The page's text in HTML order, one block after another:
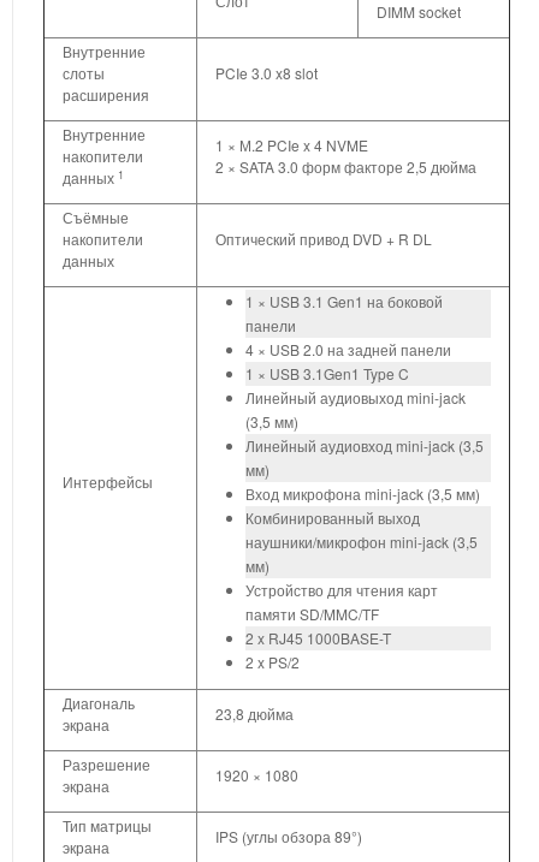
DIMM socket
Внутренние
слоты
расширения
PCIe 3.0 x8 slot
Внутренние
накопители
данных 1
1 × М.2 PCIe x 4 NVME
2 × SATA 3.0 форм факторе 2,5 дюйма
Съёмные
накопители
данных
Оптический привод DVD + R DL
Интерфейсы
1 × USB 3.1 Gen1 на боковой
панели
4 × USB 2.0 на задней панели
1 × USB 3.1Gen1 Type C
Линейный аудиовыход mini-jack
(3,5 мм)
Линейный аудиовход mini-jack (3,5
мм)
Вход микрофона mini-jack (3,5 мм)
Комбинированный выход
наушники/микрофон mini-jack (3,5
мм)
Устройство для чтения карт
памяти SD/MMC/TF
2 x RJ45 1000BASE-T
2 x PS/2
Диагональ
экрана
23,8 дюйма
Разрешение
экрана
1920 × 1080
Тип матрицы
экрана
IPS (углы обзора 89°)